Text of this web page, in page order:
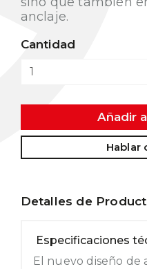
anclaje.
Cantidad
Añadir
Hablar
Detalles de
Especificaciones
El nuevo diseño de